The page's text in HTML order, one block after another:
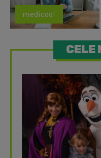
medicool
CELE